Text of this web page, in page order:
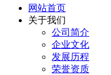
网站首页
关于我们
公司简介
企业文化
发展历程
荣誉资质